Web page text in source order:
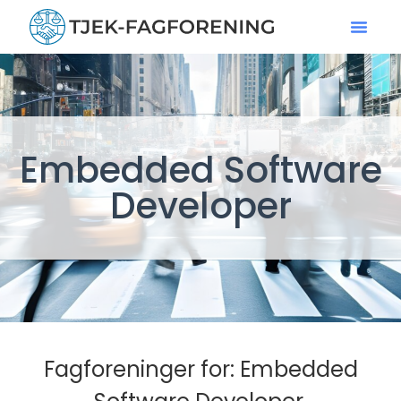
Embedded Software
Developer
Fagforeninger for: Embedded